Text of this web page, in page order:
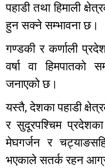
पहाडी तथा हिमाली
हुन सक्ने सम्भावना छ।
गण्डकी र कर्णाली
वर्षा वा हिमपातको
जनाएको छ।
यस्तै, देशका पहाडी
र सुदूरपश्चिम
मेघगर्जन र
भएकाले सतर्क रहन